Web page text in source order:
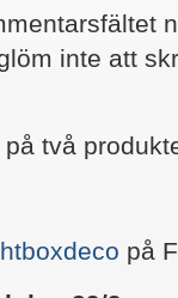
inte att
två
på